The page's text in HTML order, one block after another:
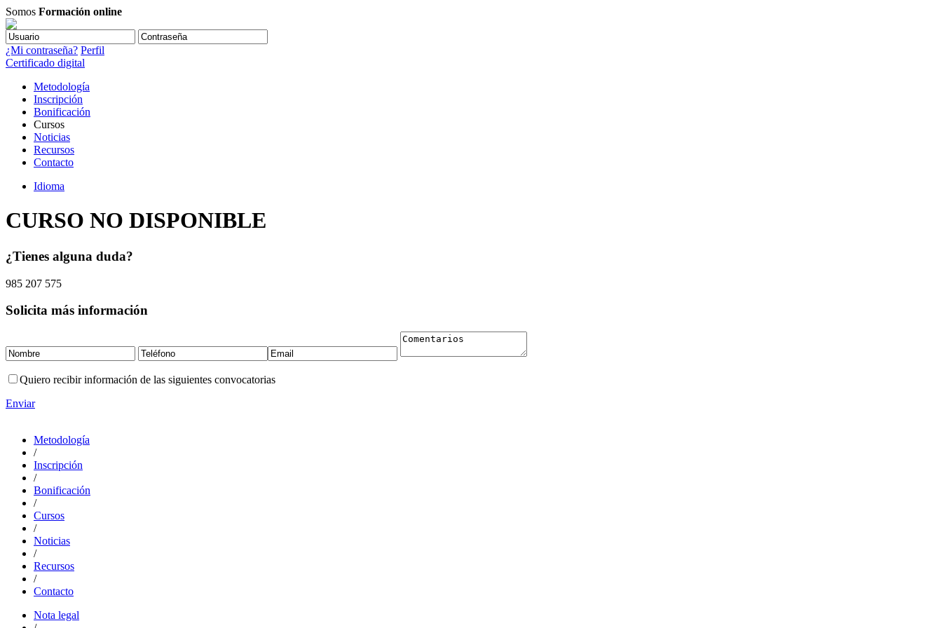
Somos Formación online
¿Mi contraseña? Perfil
Certificado digital
Metodología
Inscripción
Bonificación
Cursos
Noticias
Recursos
Contacto
Idioma
CURSO NO DISPONIBLE
¿Tienes alguna duda?
985 207 575
Solicita más información
Quiero recibir información de las siguientes convocatorias
Enviar
Metodología
/
Inscripción
/
Bonificación
/
Cursos
/
Noticias
/
Recursos
/
Contacto
Nota legal